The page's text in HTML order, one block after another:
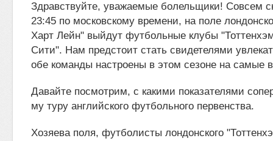
Здравствуйте, уважаемые болельщики! Совсем
23:45 по московскому времени, на поле
Харт Лейн" выйдут футбольные клубы
Сити". Нам предстоит стать свидетелями
обе команды настроены в этом сезоне на самые
Давайте посмотрим, с какими показателями
му туру английского футбольного первенства.
Хозяева поля, футболисты лондонского